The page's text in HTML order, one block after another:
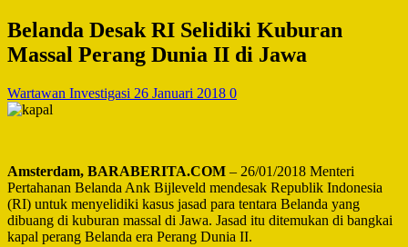
Belanda Desak RI Selidiki Kuburan
Massal Perang Dunia II di Jawa
Wartawan Investigasi 26 Januari 2018 0
Amsterdam, BARABERITA.COM – 26/01/2018 Menteri
Pertahanan Belanda Ank Bijleveld mendesak Republik Indonesia
(RI) untuk menyelidiki kasus jasad para tentara Belanda yang
dibuang di kuburan massal di Jawa. Jasad itu ditemukan di bangkai
kapal perang Belanda era Perang Dunia II.